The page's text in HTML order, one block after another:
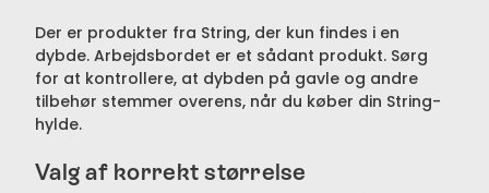
Der er produkter fra String, der kun findes i en
dybde. Arbejdsbordet er et sådant produkt. Sørg
for at kontrollere, at dybden på gavle og andre
tilbehør stemmer overens, når du køber din String-
hylde.
Valg af korrekt størrelse